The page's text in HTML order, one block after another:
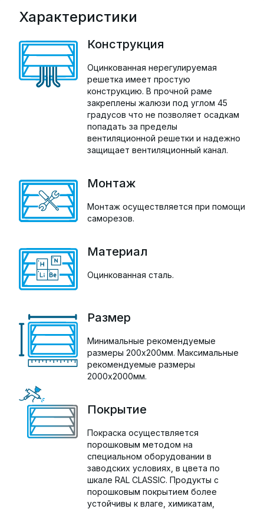
Характеристики
Конструкция
Оцинкованная нерегулируемая
решетка имеет простую
конструкцию. В прочной раме
закреплены жалюзи под углом 45
градусов что не позволяет осадкам
попадать за пределы
вентиляционной решетки и надежно
защищает вентиляционный канал.
Монтаж
Монтаж осуществляется при помощи
саморезов.
Материал
Оцинкованная сталь.
Размер
Минимальные рекомендуемые
размеры 200х200мм. Максимальные
рекомендуемые размеры
2000х2000мм.
Покрытие
Покраска осуществляется
порошковым методом на
специальном оборудовании в
заводских условиях, в цвета по
шкале RAL CLASSIC. Продукты с
порошковым покрытием более
устойчивы к влаге, химикатам,